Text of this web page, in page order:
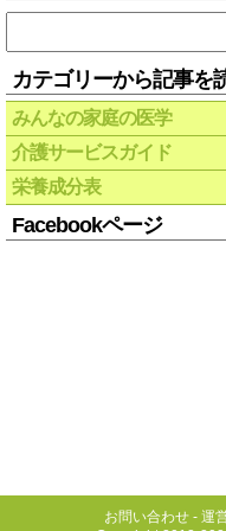
カテゴリーから記事を
みんなの家庭の医学
介護サービスガイド
栄養成分表
Facebookページ
お問い合わせ - 運